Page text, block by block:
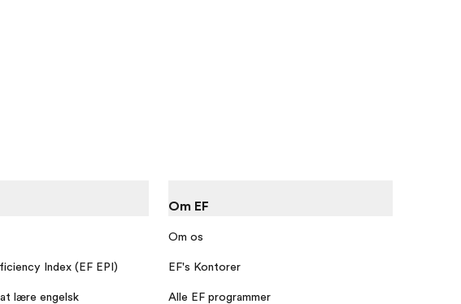
Index (EF EPI)
lære engelsk
Om EF
Om os
EF's Kontorer
Alle EF programmer